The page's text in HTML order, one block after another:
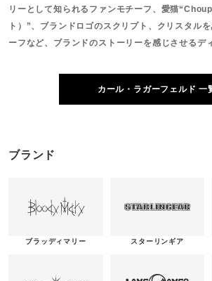
リーとして知られるファンモチーフ、愛猫
ト）”、ブランドロゴのスクリプト、クリスタル
ーフなど、ブランドのストーリーを感じさせるデ
カール・ラガーフェルド 一
ブランド
ブラッディマリー スターリンギア